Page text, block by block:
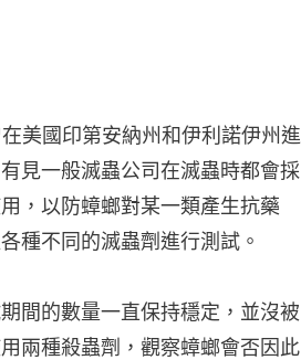
美國印第安納州和伊利諾伊州進
見一般滅蟲公司在滅蟲時都會採
，以防蟑螂對某一類產生抗藥
種不同的滅蟲劑進行測試。
間的數量一直保持穩定，並沒被
兩種殺蟲劑，觀察蟑螂會否因此